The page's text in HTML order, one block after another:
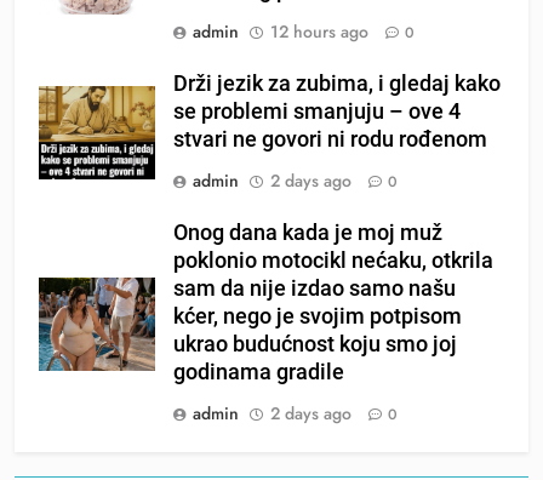
admin
12 hours ago 0
Drži jezik za zubima, i gledaj kako
se problemi smanjuju – ove 4
stvari ne govori ni rodu rođenom
admin
2 days ago 0
Onog dana kada je moj muž
poklonio motocikl nećaku, otkrila
sam da nije izdao samo našu
kćer, nego je svojim potpisom
ukrao budućnost koju smo joj
godinama gradile
admin
2 days ago 0